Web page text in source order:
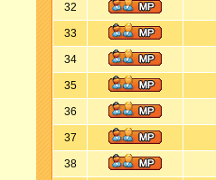
32
33
34
35
36
37
38